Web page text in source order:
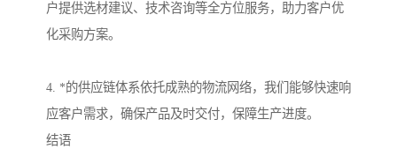
户提供选材建议、技术咨询等全方位服务，助力客户优
化采购方案。
4. *的供应链体系依托成熟的物流网络，我们能够快速响
应客户需求，确保产品及时交付，保障生产进度。
结语